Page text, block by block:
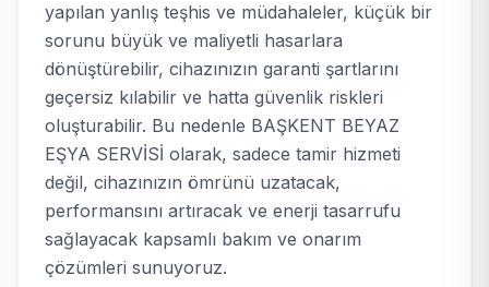
yapılan yanlış teşhis ve müdahaleler, küçük bir
sorunu büyük ve maliyetli hasarlara
dönüştürebilir, cihazınızın garanti şartlarını
geçersiz kılabilir ve hatta güvenlik riskleri
oluşturabilir. Bu nedenle BAŞKENT BEYAZ
EŞYA SERVİSİ olarak, sadece tamir hizmeti
değil, cihazınızın ömrünü uzatacak,
performansını artıracak ve enerji tasarrufu
sağlayacak kapsamlı bakım ve onarım
çözümleri sunuyoruz.